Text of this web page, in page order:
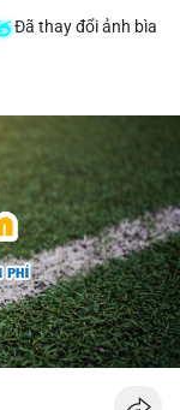
Đã thay đổi ảnh bìa